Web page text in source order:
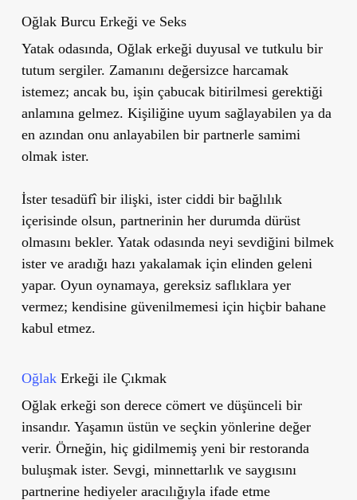
Oğlak Burcu Erkeği ve Seks
Yatak odasında, Oğlak erkeği duyusal ve tutkulu bir
tutum sergiler. Zamanını değersizce harcamak
istemez; ancak bu, işin çabucak bitirilmesi gerektiği
anlamına gelmez. Kişiliğine uyum sağlayabilen ya da
en azından onu anlayabilen bir partnerle samimi
olmak ister.
İster tesadüfî bir ilişki, ister ciddi bir bağlılık
içerisinde olsun, partnerinin her durumda dürüst
olmasını bekler. Yatak odasında neyi sevdiğini bilmek
ister ve aradığı hazı yakalamak için elinden geleni
yapar. Oyun oynamaya, gereksiz saflıklara yer
vermez; kendisine güvenilmemesi için hiçbir bahane
kabul etmez.
OğlakErkeği ile Çıkmak
Oğlak erkeği son derece cömert ve düşünceli bir
insandır. Yaşamın üstün ve seçkin yönlerine değer
verir. Örneğin, hiç gidilmemiş yeni bir restoranda
buluşmak ister. Sevgi, minnettarlık ve saygısını
partnerine hediyeler aracılığıyla ifade etme